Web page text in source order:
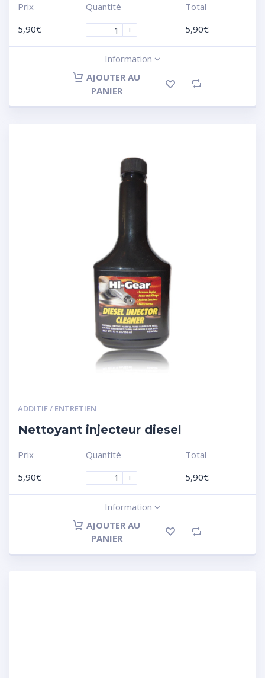
Prix
5,90€
Quantité
-
+
Total
5,90€
Information
AJOUTER AU
PANIER
ADDITIF / ENTRETIEN
Nettoyant injecteur diesel
Prix
5,90€
Quantité
-
+
Total
5,90€
Information
AJOUTER AU
PANIER